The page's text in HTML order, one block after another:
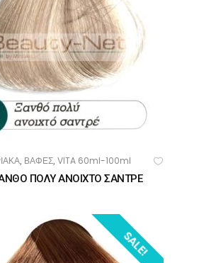
ΣΤΟ ΚΑΛΆΘΙ
, ΒΑΦΕΣ, VITA 60ml-100ml
ΠΟΛΥ ΑΝΟΙΧΤΟ ΣΑΝΤΡΕ
SALE!